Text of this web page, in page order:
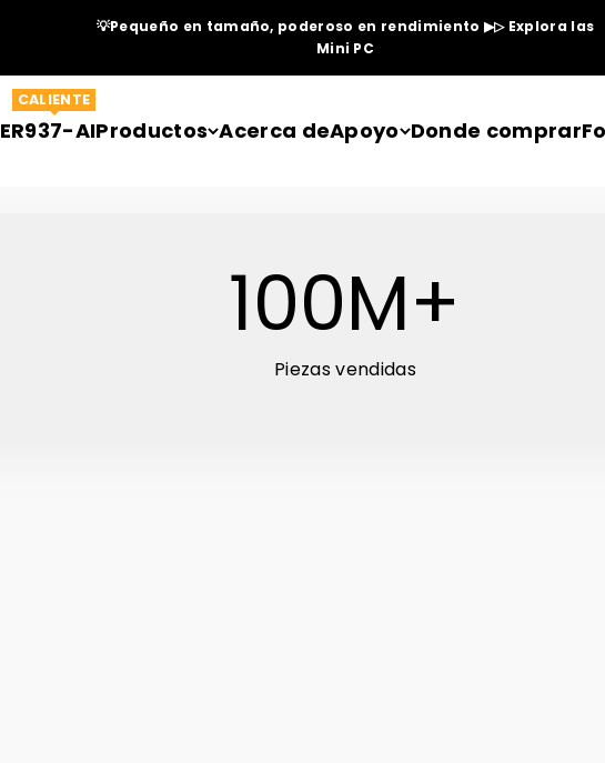
💡Pequeño en tamaño, poderoso en rendimiento ▶▷ Explora las
Mini PC
ER937-AI
CALIENTE
Productos Acerca deApoyo Donde comprar
100M+
Piezas vendidas